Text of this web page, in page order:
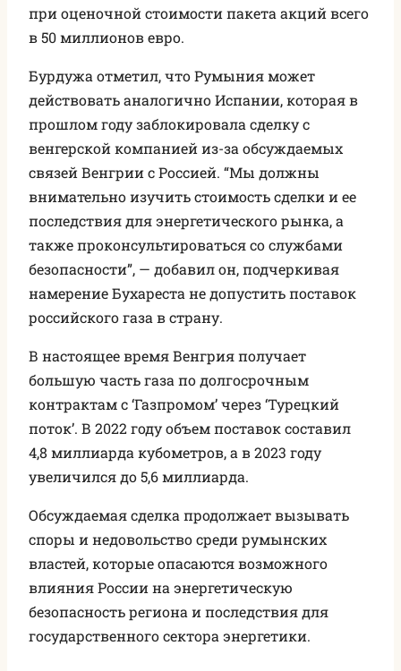
при оценочной стоимости пакета акций всего
в 50 миллионов евро.
Бурдужа отметил, что Румыния может
действовать аналогично Испании, которая в
прошлом году заблокировала сделку с
венгерской компанией из-за обсуждаемых
связей Венгрии с Россией. “Мы должны
внимательно изучить стоимость сделки и ее
последствия для энергетического рынка, а
также проконсультироваться со службами
безопасности”, — добавил он, подчеркивая
намерение Бухареста не допустить поставок
российского газа в страну.
В настоящее время Венгрия получает
большую часть газа по долгосрочным
контрактам с ‘Газпромом’ через ‘Турецкий
поток’. В 2022 году объем поставок составил
4,8 миллиарда кубометров, а в 2023 году
увеличился до 5,6 миллиарда.
Обсуждаемая сделка продолжает вызывать
споры и недовольство среди румынских
властей, которые опасаются возможного
влияния России на энергетическую
безопасность региона и последствия для
государственного сектора энергетики.